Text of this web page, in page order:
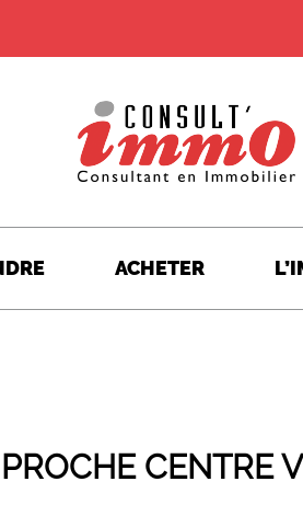
ACHETER
CENTRE